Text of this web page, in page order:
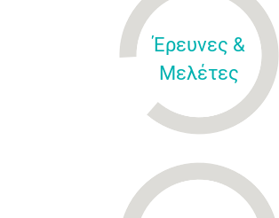
Έρευνες &
Μελέτες